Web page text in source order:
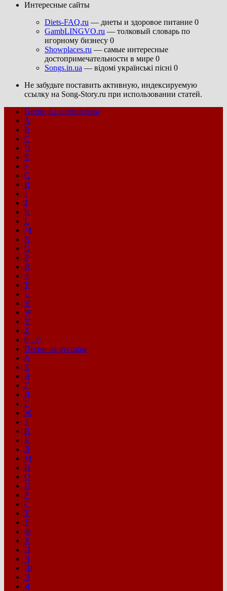
Интересные сайты
Diets-FAQ.ru — диеты и здоровое питание 0
GambLINGVO.ru — толковый словарь по
игорному бизнесу 0
Showplaces.ru — самые интересные
достопримечательности в мире 0
Songs.in.ua — відомі українські пісні 0
Не забудьте поставить активную, индексируемую
ссылку на Song-Story.ru при использовании статей.
Песни на английском
A
B
C
D
E
F
G
H
I
J
K
L
M
N
O
P
R
S
T
U
V
W
Y
Z
0…9
Песни на русском
А
Б
В
Г
Д
Е
Ж
З
И
К
Л
М
Н
О
П
Р
С
Т
У
Ф
Х
Ц
Ч
Ш
Э
Я